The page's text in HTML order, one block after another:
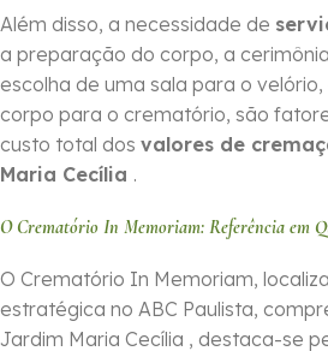
Além disso, a necessidade de
a preparação do corpo, a
escolha de uma sala para o
corpo para o crematório, são
custo total dos valores de
Maria Cecília .
O Crematório In Memoriam: Referência em
O Crematório In Memoriam,
estratégica no ABC Paulista,
Jardim Maria Cecília , destaca-se